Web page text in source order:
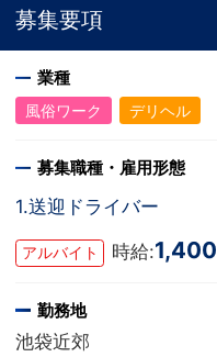
募集要項
業種
風俗ワーク デリヘル
募集職種・雇用形態
1.送迎ドライバー
アルバイト 時給:1,400
勤務地
池袋近郊